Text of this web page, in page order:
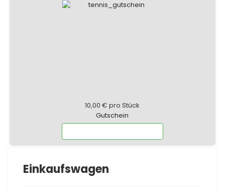
10,00 € pro Stück
Gutschein
Einkaufswagen